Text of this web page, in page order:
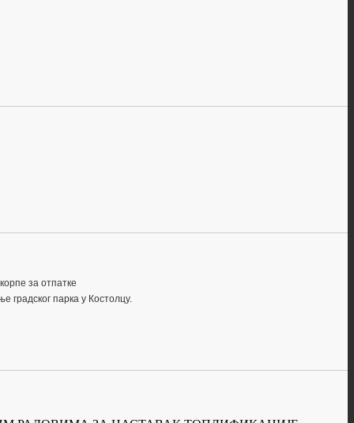
за отпатке
градског парка у Костолцу.